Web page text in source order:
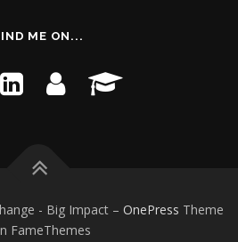
ME ON...
- Big Impact – OnePress Theme
FameThemes